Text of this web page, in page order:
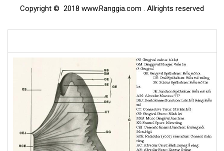
Copyright © 2018 www.Ranggia.com . Allrights reserved